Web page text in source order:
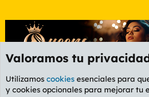
Etiquetas
Valoramos tu
Utilizamos cookies esenciales para
y cookies opcionales para mejorar tu